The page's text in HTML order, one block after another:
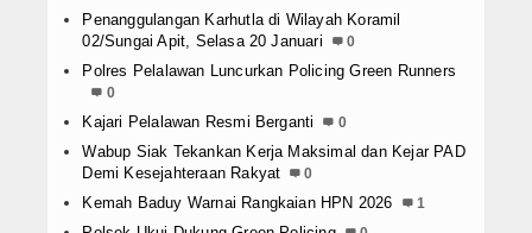
Penanggulangan Karhutla di Wilayah Koramil
02/Sungai Apit, Selasa 20 Januari
0
Polres Pelalawan Luncurkan Policing Green Runners
0
Kajari Pelalawan Resmi Berganti 0
Wabup Siak Tekankan Kerja Maksimal dan Kejar PAD
Demi Kesejahteraan Rakyat
0
Kemah Baduy Warnai Rangkaian HPN 2026 1